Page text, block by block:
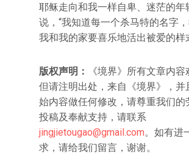
耶稣走向和我一样自卑、迷茫的年
说，“我知道每一个杀马特的名字，
我和我的家要喜乐地活出被爱的样
版权声明：
《境界》所有文章内容
但请注明出处，来自《境界》，并
始内容做任何修改，请尊重我们的
投稿及奉献支持，请联系
jingjietougao@gmail.com。如有进
求，请给我们留言，谢谢。